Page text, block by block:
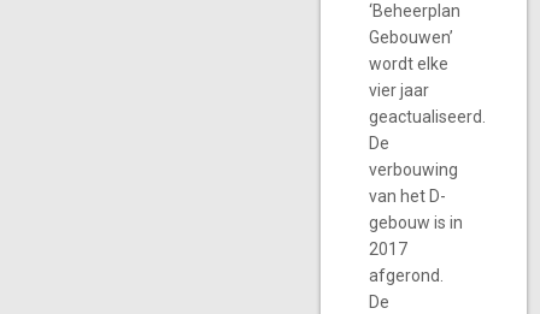
‘Beheerplan
Gebouwen’
wordt elke
vier jaar
geactualiseerd.
De
verbouwing
van het D-
gebouw is in
2017
afgerond.
De